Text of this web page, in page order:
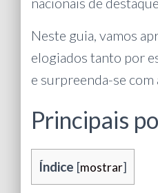
Neste guia, vamos
elogiados tanto por
e surpreenda-se com
Principais
Índice [mostrar]